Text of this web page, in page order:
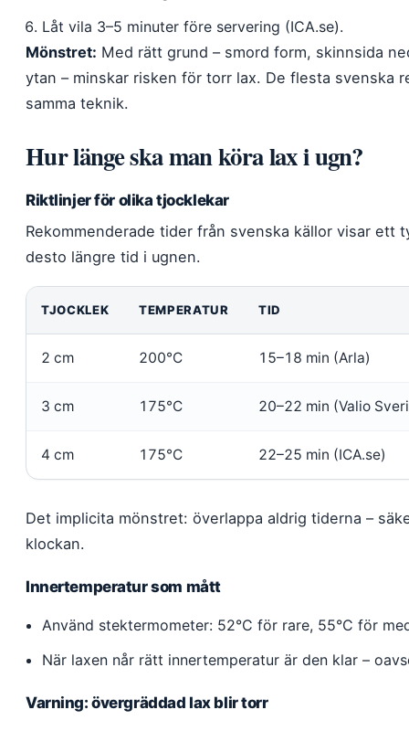
Låt vila 3–5 minuter före servering (ICA.se).
Mönstret: Med rätt grund – smord form, skinnsida
ytan – minskar risken för torr lax. De flesta svenska
samma teknik.
Hur länge ska man köra lax i ugn?
Riktlinjer för olika tjocklekar
Rekommenderade tider från svenska källor visar ett
desto längre tid i ugnen.
TJOCKLEK TEMPERATUR TID
2 cm 200°C 15–18 min (Arla)
3 cm 175°C 20–22 min (Valio
4 cm 175°C 22–25 min (ICA.se)
Det implicita mönstret: överlappa aldrig tiderna –
klockan.
Innertemperatur som mått
Använd stektermometer: 52°C för rare, 55°C för
När laxen når rätt innertemperatur är den klar –
Varning: övergräddad lax blir torr